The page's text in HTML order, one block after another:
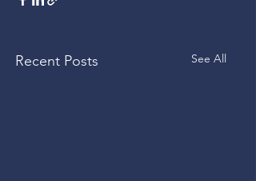
Recent Posts See All